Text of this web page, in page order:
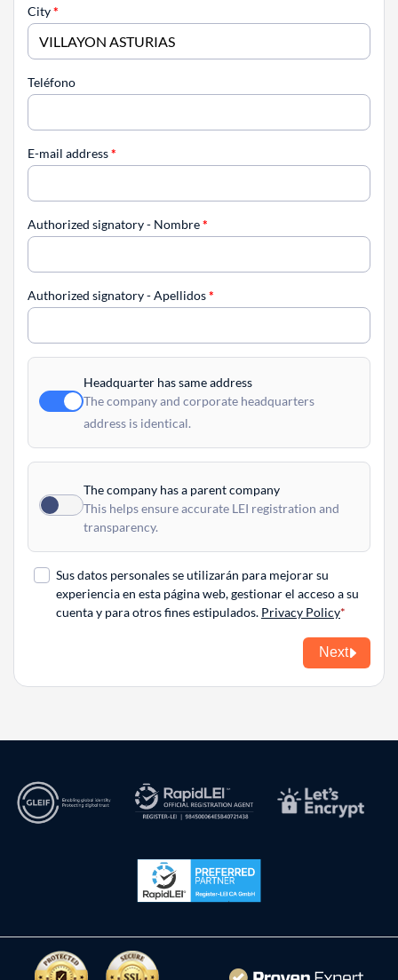
City*
Teléfono
E-mail address*
Authorized signatory - Nombre*
Authorized signatory - Apellidos*
Headquarter has same address
The company and corporate headquarters
address is identical.
The company has a parent company
This helps ensure accurate LEI registration and
transparency.
Sus datos personales se utilizarán para mejorar su
experiencia en esta página web, gestionar el acceso a su
cuenta y para otros fines estipulados. Privacy Policy
Next